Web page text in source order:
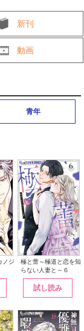
新刊
動画
青年
ノジ
極と蕾～極道と恋を知
らない人妻と～６
試し読み